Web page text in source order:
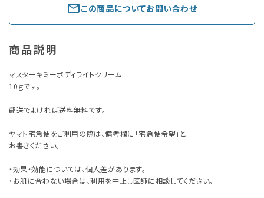
mail_outlineこの商品についてお問い合わせ
商品説明
マスターキミーボディライトクリーム
10ｇです。
郵送でよければ送料無料です。
ヤマト宅急便をご利用の際は、備考欄に「宅急便希望」と
お書きください。
・効果・効能については、個人差があります。
・お肌に合わない場合は、利用を中止し医師に相談してください。